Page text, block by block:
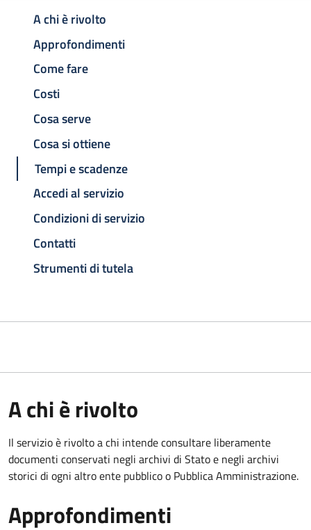
A chi è rivolto
Approfondimenti
Come fare
Costi
Cosa serve
Cosa si ottiene
Tempi e scadenze
Accedi al servizio
Condizioni di servizio
Contatti
Strumenti di tutela
A chi è rivolto
Il servizio è rivolto a chi intende consultare liberamente
documenti conservati negli archivi di Stato e negli archivi
storici di ogni altro ente pubblico o Pubblica Amministrazione.
Approfondimenti